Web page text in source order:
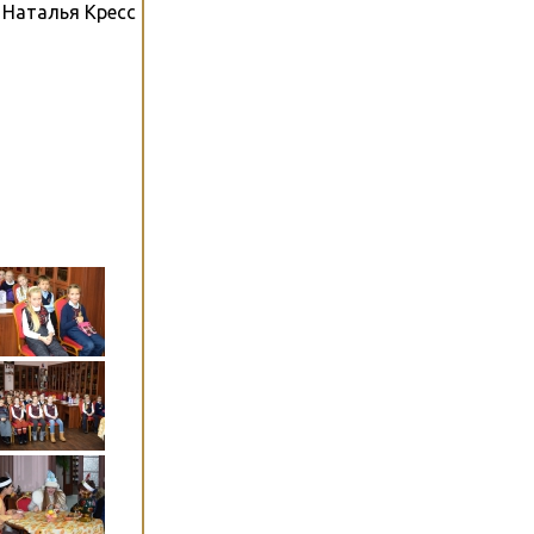
Наталья Кресс